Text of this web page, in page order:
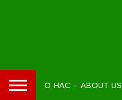
О НАС – ABOUT US